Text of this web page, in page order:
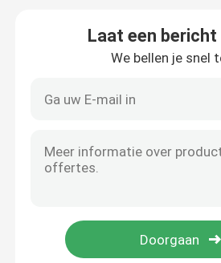
samengestelde autoclaaf
Vulcaniserende Autoclaaf
Lamineren autoclaaf glas
industriële autoclaaf
Laat een
We bellen je snel